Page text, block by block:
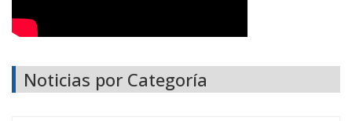
Noticias por Categoría